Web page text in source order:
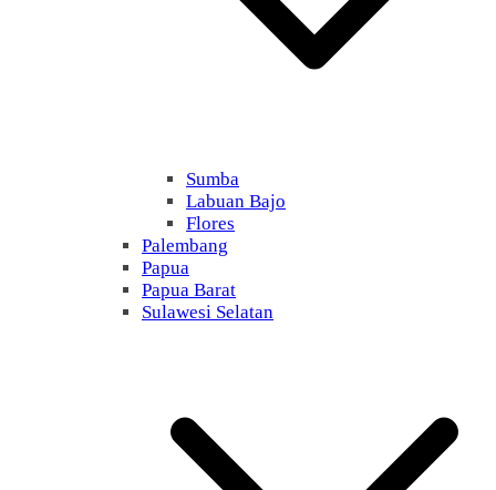
Sumba
Labuan Bajo
Flores
Palembang
Papua
Papua Barat
Sulawesi Selatan